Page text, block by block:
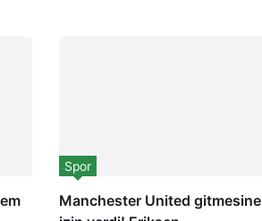
Manchester United gitmesine
Spor